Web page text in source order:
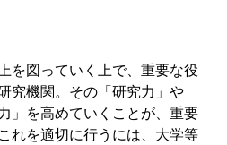
を図っていく上で、重要な役
究機関。その「研究力」や
」を高めていくことが、重要
れを適切に行うには、大学等